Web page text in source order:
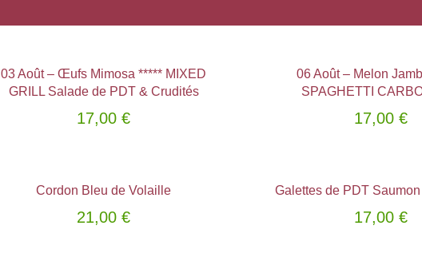
03 Août – Œufs Mimosa ***** MIXED
GRILL Salade de PDT & Crudités
17,00€
06 Août – Melon
SPAGHETTI
17,00 €
Cordon Bleu de Volaille
21,00€
Choix des options
Galettes de PDT
17,00 €
Choix des options